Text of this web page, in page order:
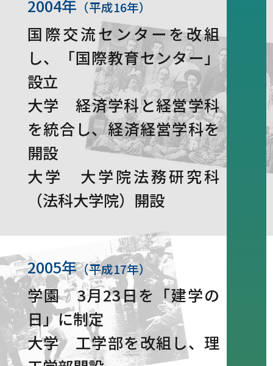
2004年 （平成16年）
国際交流センターを改組
し、「国際教育センター」
設立
大学 経済学科と経営学科
を統合し、経済経営学科を
開設
大学 大学院法務研究科
（法科大学院）開設
2005年（平成17年）
学園 3月23日を「建学の
日」に制定
大学 工学部を改組し、理